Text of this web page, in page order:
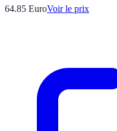
64.85 EuroVoir le prix